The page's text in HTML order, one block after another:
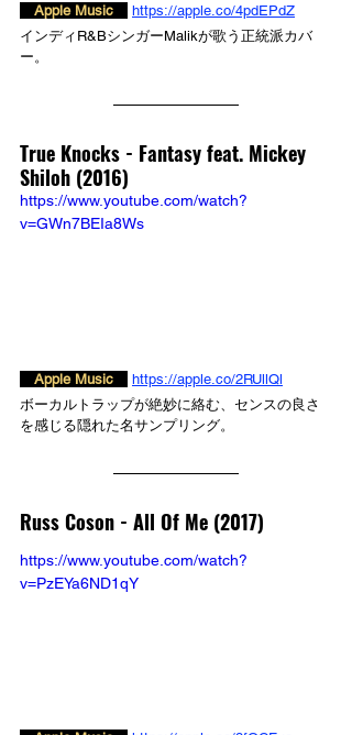
Apple Music
https://apple.co/4pdEPdZ
インディR&BシンガーMalikが歌う正統派カバ
ー。
True Knocks - Fantasy feat. Mickey
Shiloh (2016)
https://www.youtube.com/watch?
v=GWn7BEIa8Ws
Apple Music
https://apple.co/2RUllQl
ボーカルトラップが絶妙に絡む、センスの良さ
を感じる隠れた名サンプリング。
Russ Coson - All Of Me (2017)
https://www.youtube.com/watch?
v=PzEYa6ND1qY